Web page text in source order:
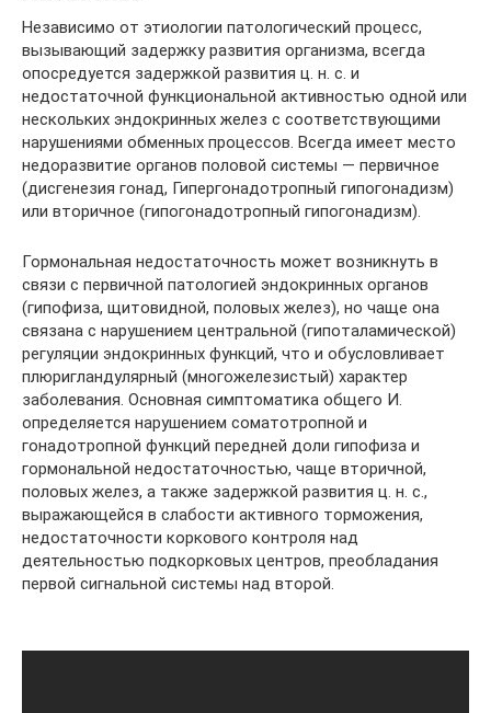
Независимо от этиологии патологический процесс,
вызывающий задержку развития организма, всегда
опосредуется задержкой развития ц. н. с. и
недостаточной функциональной активностью одной или
нескольких эндокринных желез с соответствующими
нарушениями обменных процессов. Всегда имеет место
недоразвитие органов половой системы — первичное
(дисгенезия гонад, Гипергонадотропный гипогонадизм)
или вторичное (гипогонадотропный гипогонадизм).
Гормональная недостаточность может возникнуть в
связи с первичной патологией эндокринных органов
(гипофиза, щитовидной, половых желез), но чаще она
связана с нарушением центральной (гипоталамической)
регуляции эндокринных функций, что и обусловливает
плюригландулярный (многожелезистый) характер
заболевания. Основная симптоматика общего И.
определяется нарушением соматотропной и
гонадотропной функций передней доли гипофиза и
гормональной недостаточностью, чаще вторичной,
половых желез, а также задержкой развития ц. н. с.,
выражающейся в слабости активного торможения,
недостаточности коркового контроля над
деятельностью подкорковых центров, преобладания
первой сигнальной системы над второй.